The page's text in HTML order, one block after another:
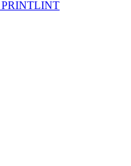
PRINTLINT